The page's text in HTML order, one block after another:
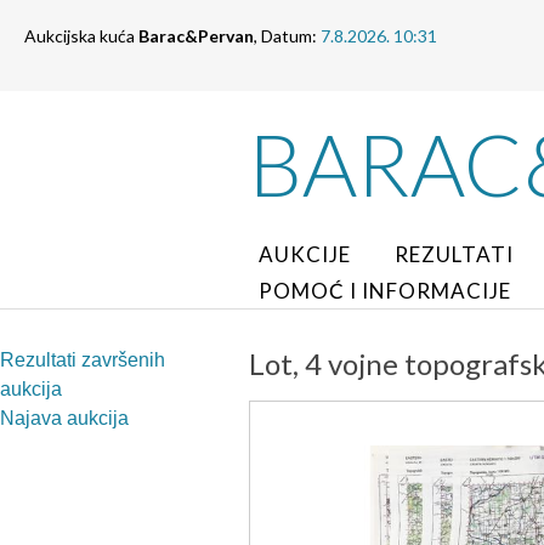
Aukcijska kuća Barac&Pervan, Datum: 7.8.2026. 10:31
AUKCIJE
REZULTATI
POMOĆ I INFORMACIJE
Rezultati završenih
aukcija
Najava aukcija
Lot, 4 vojne